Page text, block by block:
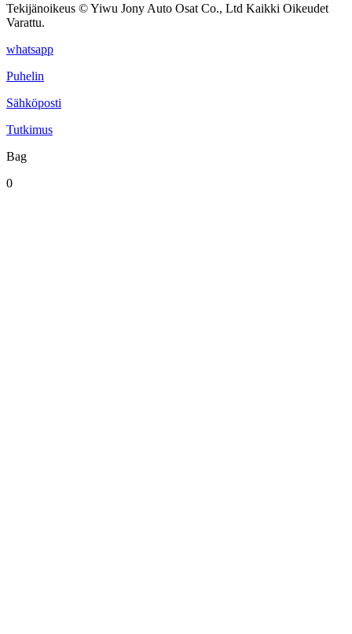
Tekijänoikeus © Yiwu Jony Auto Osat Co., Ltd Kaikki Oikeudet
Varattu.
whatsapp
Puhelin
Sähköposti
Tutkimus
Bag
0